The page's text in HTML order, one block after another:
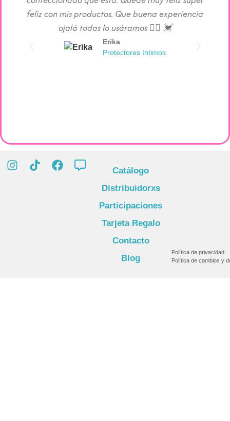
feliz con mis productos. Que buena experiencia
ojalá todas lo usáramos 👯‍♀️ 💓
Erika
Protectores íntimos
Catálogo
Distribuidorxs
Participaciones
Tarjeta Regalo
Contacto
Blog
Política de privacidad
Política de cambios y